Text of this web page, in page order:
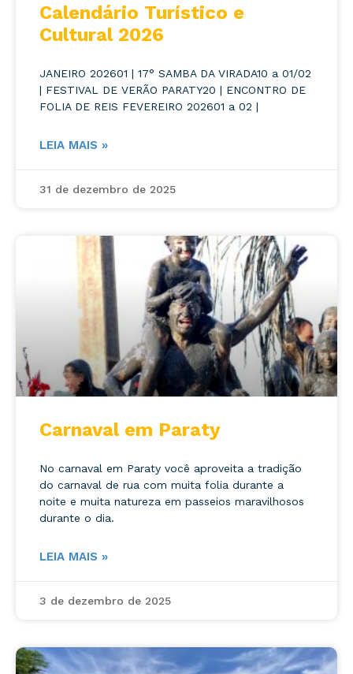
Calendário Turístico e
Cultural 2026
JANEIRO 202601 | 17° SAMBA DA VIRADA10 a 01/02
| FESTIVAL DE VERÃO PARATY20 | ENCONTRO DE
FOLIA DE REIS FEVEREIRO 202601 a 02 |
LEIA MAIS »
31 de dezembro de 2025
Carnaval em Paraty
No carnaval em Paraty você aproveita a tradição
do carnaval de rua com muita folia durante a
noite e muita natureza em passeios maravilhosos
durante o dia.
LEIA MAIS »
3 de dezembro de 2025